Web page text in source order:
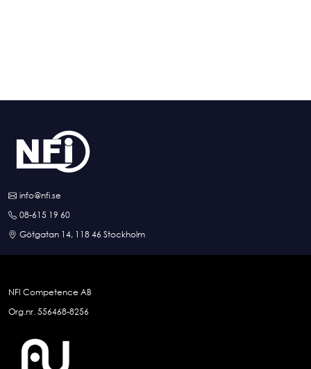
info@nfi.se
08-615 19 60
Götgatan 14, 118 46 Stockholm
NFI Competence AB
Org.nr. 556468-8256